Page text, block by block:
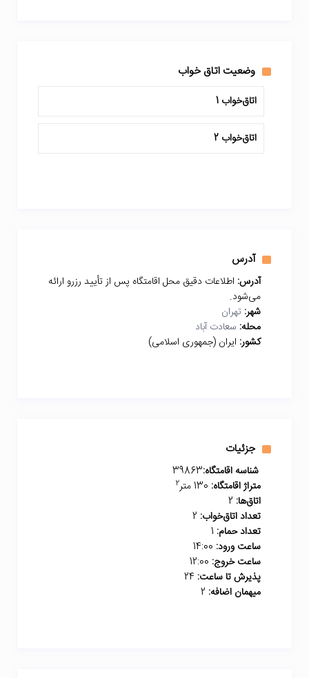
وضعیت اتاق خواب
اتاق‌خواب 1
اتاق‌خواب 2
آدرس
آدرس: اطلاعات دقیق محل اقامتگاه پس از تأیید رزرو ارائه
می‌شود.
شهر: تهران
محله: سعادت آباد
کشور: ایران (جمهوری اسلامی)
جزئیات
شناسه اقامتگاه:39863
متراژ اقامتگاه:
2
اتاق‌ها:
تعداد اتاق‌خواب:
تعداد حمام:
ساعت ورود:
ساعت خروج:
پذیرش تا ساعت:
میهمان اضافه: